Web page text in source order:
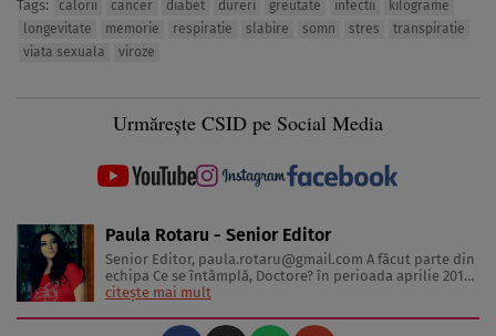
Tags: calorii cancer diabet dureri greutate infectii
kilograme
longevitate
memorie respiratie slabire somn stres
transpiratie
viata sexuala
viroze
Urmărește CSID pe Social Media
Paula Rotaru - Senior Editor
Senior Editor, paula.rotaru@gmail.com
echipa Ce se întâmplă, Doctore? în perioada aprilie 2013-
decembrie 2023. Articolele sale cuprind informații despre
și sănătatea emoțională. Colaborări: Viața ...
citește mai mult